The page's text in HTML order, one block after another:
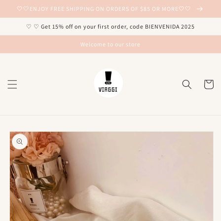
directamente
al contenido
🤍🤍ENJOY FREE SHIPPING ON ORDERS OF $85 OR MORE🤍🤍
♡ ♡ Get 15% off on your first order, code BIENVENIDA 2025
Welcome to our store
Carrito
directamente
a la
información
del producto